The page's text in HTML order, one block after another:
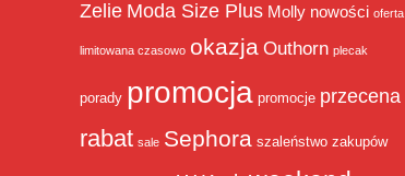
Zelie Moda Size Plus Molly nowości oferta
limitowana czasowo okazja Outhorn plecak
porady promocja promocje przecena
rabat sale Sephora szaleństwo zakupów